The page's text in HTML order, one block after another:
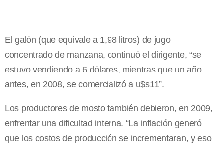
El galón (que equivale a 1,98 litros) de jugo
concentrado de manzana, continuó el dirigente, “se
estuvo vendiendo a 6 dólares, mientras que un año
antes, en 2008, se comercializó a u$s11”.
Los productores de mosto también debieron, en 2009,
enfrentar una dificultad interna. “La inflación generó
que los costos de producción se incrementaran, y eso